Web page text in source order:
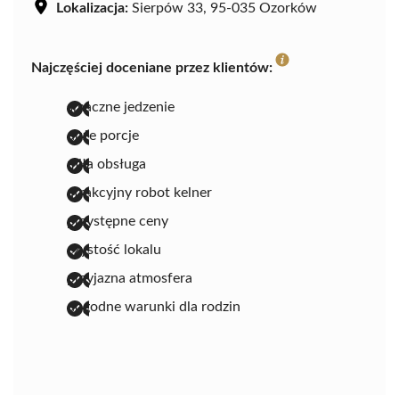
Lokalizacja: Sierpów 33, 95-035 Ozorków
Najczęściej doceniane przez klientów:
smaczne jedzenie
duże porcje
miła obsługa
atrakcyjny robot kelner
przystępne ceny
czystość lokalu
przyjazna atmosfera
dogodne warunki dla rodzin